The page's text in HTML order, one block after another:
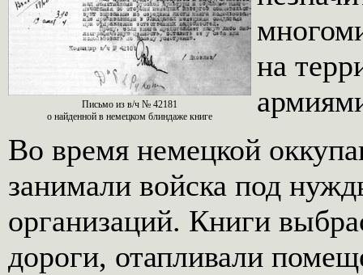
Письмо из в/ч № 42181
о найденной в немецком блиндаже книге
на
Во время немецкой
занимали войска под
организаций. Книги
дороги, отапливали